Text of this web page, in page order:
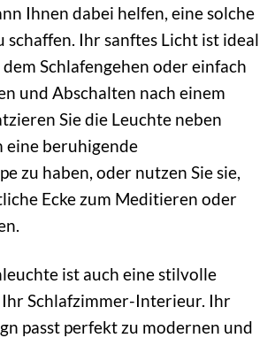
Ihnen dabei helfen, eine solche
schaffen. Ihr sanftes Licht ist ideal
Schlafengehen oder einfach
und Abschalten nach einem
Sie die Leuchte neben
eine beruhigende
zu haben, oder nutzen Sie sie,
Ecke zum Meditieren oder
ist auch eine stilvolle
Schlafzimmer-Interieur. Ihr
passt perfekt zu modernen und